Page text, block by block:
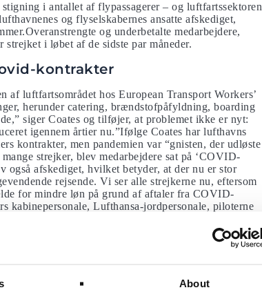
About
i antallet af flypassagerer – og luftfartssektoren
og flyselskabernes ansatte afskediget,
og underbetalte medarbejdere,
i løbet af de sidste par måneder.
kontrakter
luftfartsområdet hos European Transport Workers’
herunder catering, brændstofpåfyldning, boarding
siger Coates og tilføjer, at problemet ikke er nyt:
igennem årtier nu.”Ifølge Coates har lufthavns
kontrakter, men pandemien var “gnisten, der udløste
strejker, blev medarbejdere sat på ‘COVID-
også afskediget, hvilket betyder, at der nu er stor
rejsende. Vi ser alle strejkerne nu, eftersom
for mindre løn på grund af aftaler fra COVID-
kabinepersonale, Lufthansa-jordpersonale, piloterne
(USO), har Ryanairs kabinepersonale i Spanien